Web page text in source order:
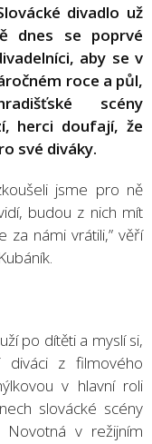
divadlo už
dnes se poprvé
aby se v
roce a půl,
scény
herci doufají, že
své diváky.
jsme pro ně
budou z nich mít
za námi vrátili,” věří
po dítěti a myslí si,
z filmového
v hlavní roli
slovácké scény
Novotná v režijním